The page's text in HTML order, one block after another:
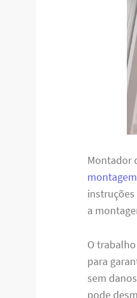
Montador
instruções
a
O
para
sem
pode